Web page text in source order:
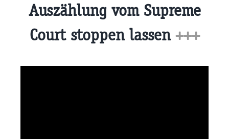
Auszählung vom Supreme
Court stoppen lassen +++